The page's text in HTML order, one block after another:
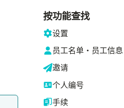
按功能查找
设置
员工名单・员工信息
邀请
个人编号
手续